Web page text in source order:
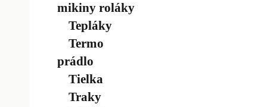
mikiny roláky
Tepláky
Termo
prádlo
Tielka
Traky